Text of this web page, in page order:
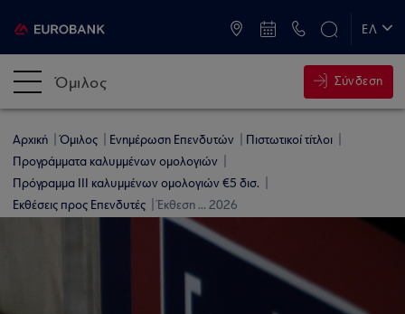
ΕΛ
Όμιλος Σύνδεση
Αρχική Όμιλος Ενημέρωση Επενδυτών
Πιστωτικοί τίτλοι
Προγράμματα καλυμμένων ομολογιών
Πρόγραμμα ΙΙI καλυμμένων ομολογιών €5 δισ.
Εκθέσεις προς Επενδυτές
Έκθεση ... 2026